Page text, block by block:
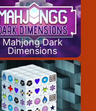
Mahjong Dark
Dimensions